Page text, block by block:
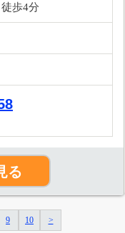
歩4分
る
9 10 >